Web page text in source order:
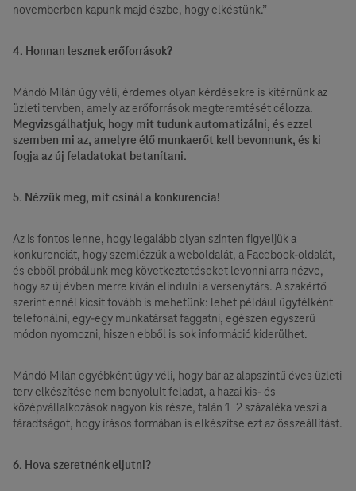
novemberben kapunk majd észbe, hogy elkéstünk.”
4. Honnan lesznek erőforrások?
Mándó Milán úgy véli, érdemes olyan kérdésekre is kitérnünk az
üzleti tervben, amely az erőforrások megteremtését célozza.
Megvizsgálhatjuk, hogy mit tudunk automatizálni, és ezzel
szemben mi az, amelyre élő munkaerőt kell bevonnunk, és ki
fogja az új feladatokat betanítani.
5. Nézzük meg, mit csinál a konkurencia!
Az is fontos lenne, hogy legalább olyan szinten figyeljük a
konkurenciát, hogy szemlézzük a weboldalát, a Facebook-oldalát,
és ebből próbálunk meg következtetéseket levonni arra nézve,
hogy az új évben merre kíván elindulni a versenytárs. A szakértő
szerint ennél kicsit tovább is mehetünk: lehet például ügyfélként
telefonálni, egy-egy munkatársat faggatni, egészen egyszerű
módon nyomozni, hiszen ebből is sok információ kiderülhet.
Mándó Milán egyébként úgy véli, hogy bár az alapszintű éves üzleti
terv elkészítése nem bonyolult feladat, a hazai kis- és
középvállalkozások nagyon kis része, talán 1-2 százaléka veszi a
fáradtságot, hogy írásos formában is elkészítse ezt az összeállítást.
6. Hova szeretnénk eljutni?